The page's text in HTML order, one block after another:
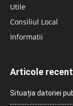
Utile
Consiliul Local
Informatii
Articole
Situația datoriei